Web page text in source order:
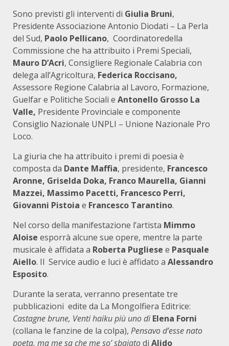
Sono previsti gli interventi di Giulia Bruni,
Presidente Associazione Antonio Diodati – La Perla
del Sud, Paolo Pellicano, Coordinatoredella
Commissione che ha attribuito i Premi Speciali,
Mauro D’Acri, Consigliere Regionale Calabria con
delega all’Agricoltura, Federica Roccisano,
Assessore Regione Calabria al Lavoro, Formazione,
Guelfar e Politiche Sociali e Antonello Grosso La
Valle, Presidente Provinciale e componente
Consiglio Nazionale UNPLI – Unione Nazionale Pro
Loco.
La giuria che ha attribuito i premi di poesia è
composta da Dante Maffia, presidente, Francesco
Aronne, Griselda Doka, Franco Maurella, Gianni
Mazzei, Massimo Pacetti, Francesco Perri,
Giovanni Pistoia e Francesco Tarantino.
Nel corso della manifestazione l’artista Mimmo
Aloise esporrà alcune sue opere, mentre la parte
musicale è affidata a Roberta Pugliese e Pasquale
Aiello. Il Service audio e luci è affidato a Alessandro
Esposito.
Durante la serata, verranno presentate tre
pubblicazioni edite da La Mongolfiera Editrice:
Castagne brune, Venti haiku più uno di Elena Forni
(collana le fanzine de la colpa), Pensavo d’esse nato
poeta, ma me sa che me so’ sbajatodi Alido